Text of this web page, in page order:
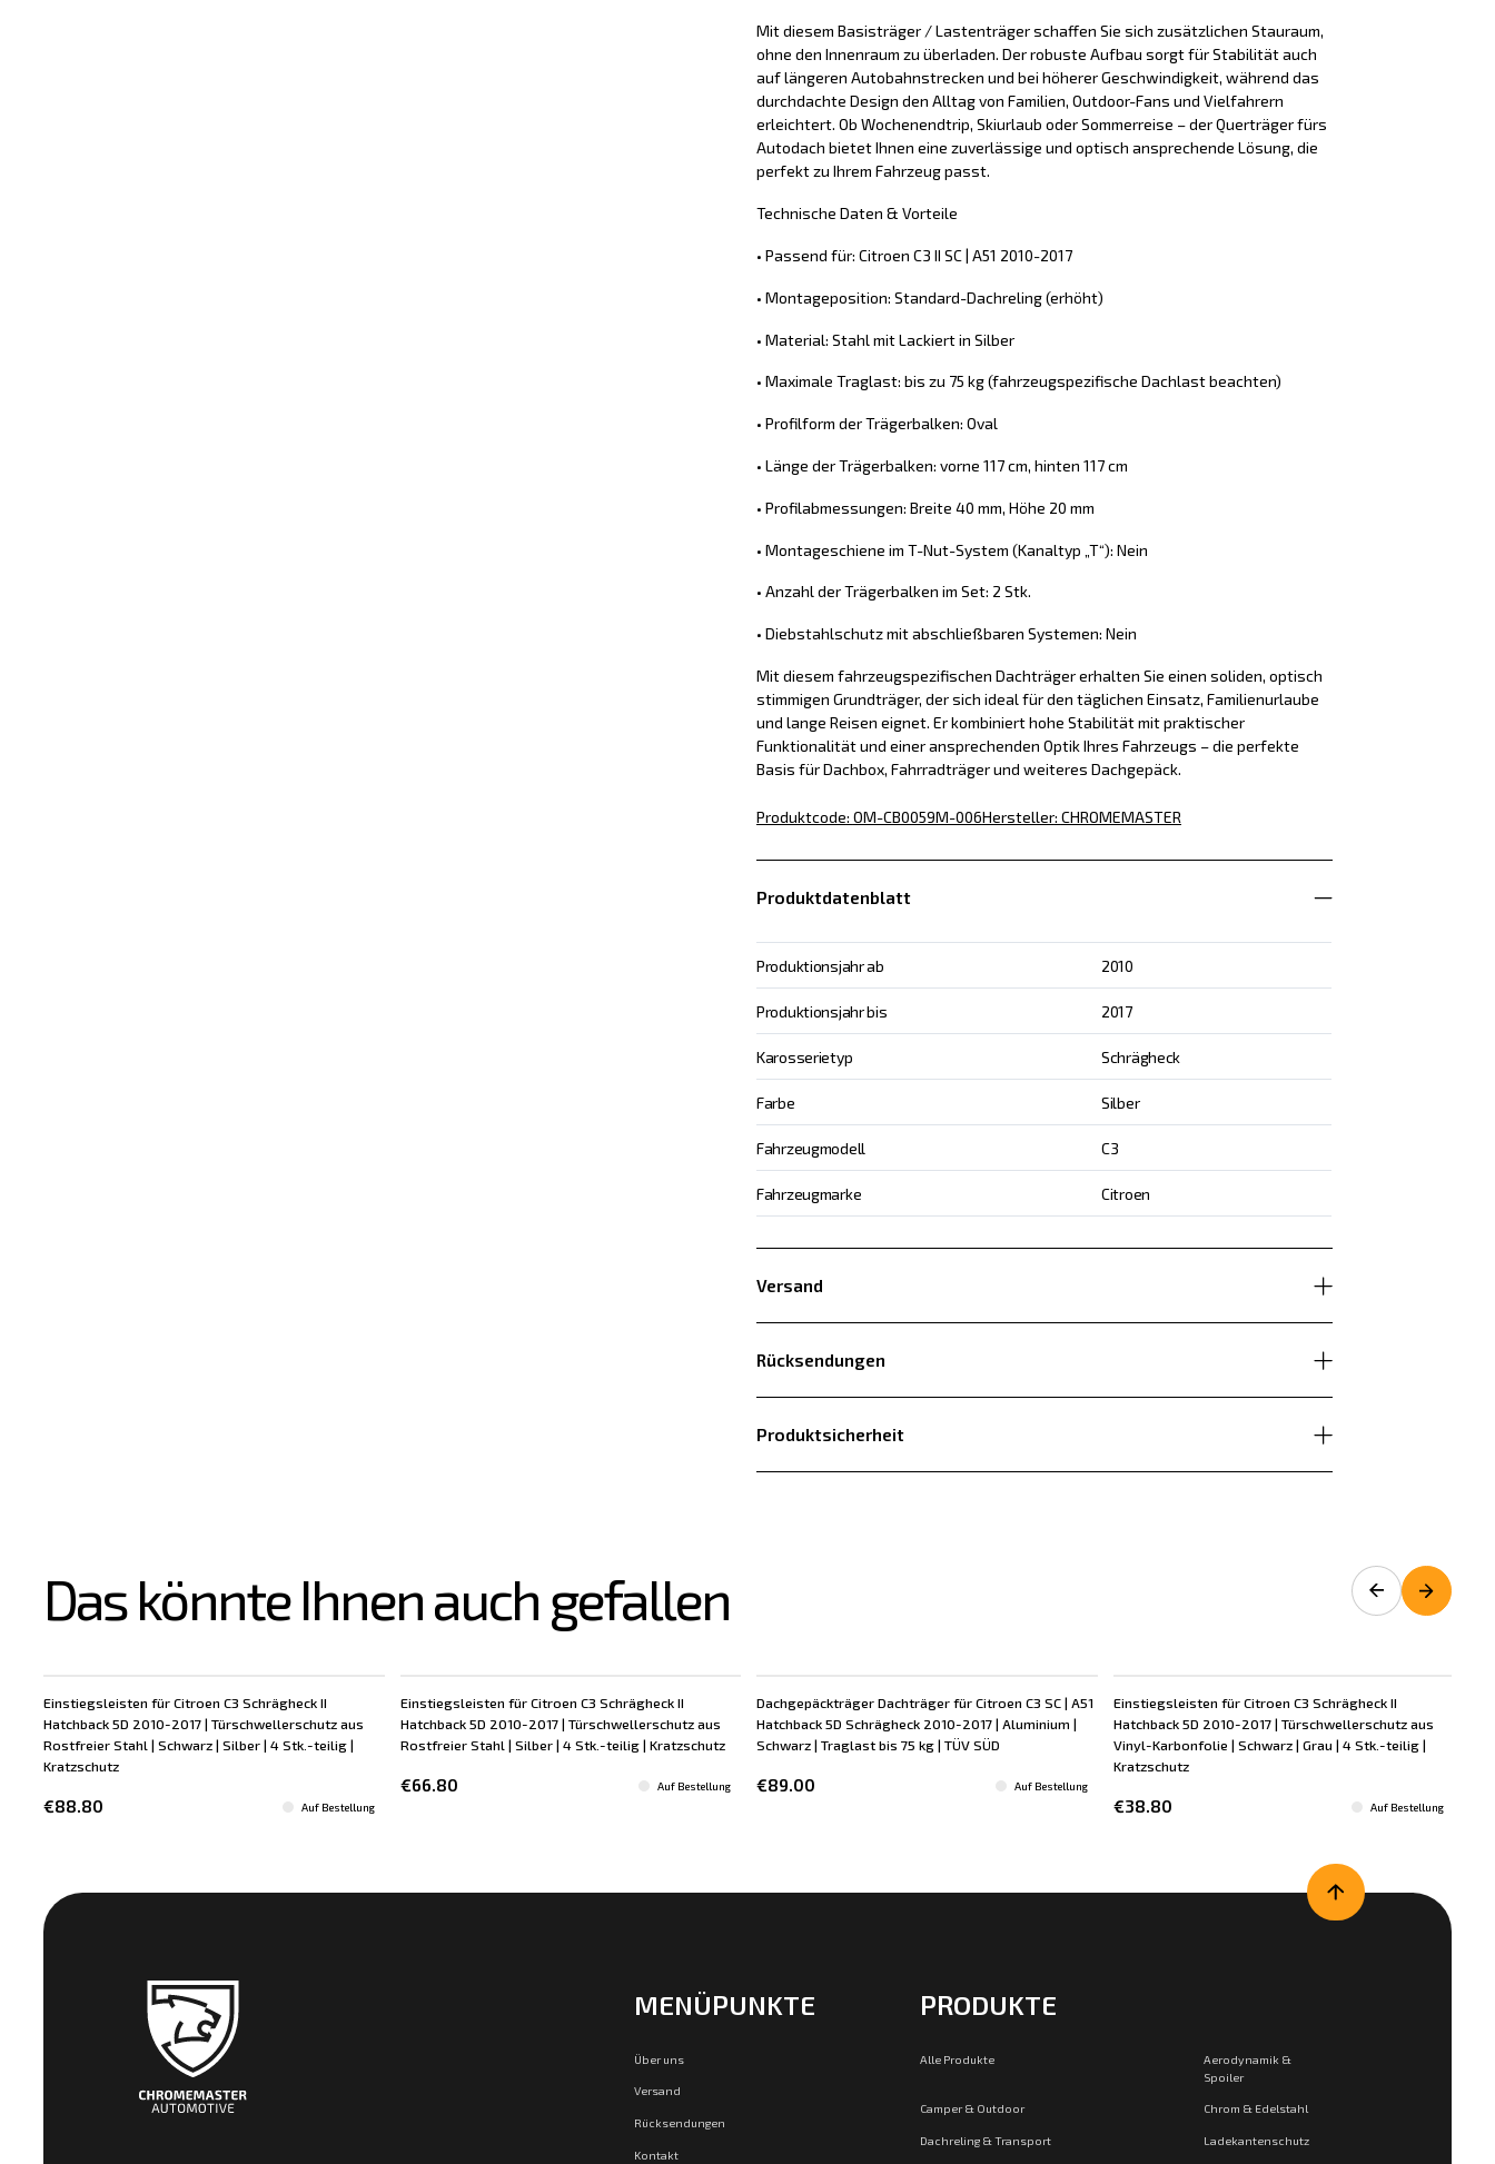
Mit diesem Basisträger / Lastenträger schaffen Sie sich zusätzlichen Stauraum,
ohne den Innenraum zu überladen. Der robuste Aufbau sorgt für Stabilität auch
auf längeren Autobahnstrecken und bei höherer Geschwindigkeit, während das
durchdachte Design den Alltag von Familien, Outdoor-Fans und Vielfahrern
erleichtert. Ob Wochenendtrip, Skiurlaub oder Sommerreise – der Querträger fürs
Autodach bietet Ihnen eine zuverlässige und optisch ansprechende Lösung, die
perfekt zu Ihrem Fahrzeug passt.
Technische Daten & Vorteile
• Passend für: Citroen C3 II SC | A51 2010-2017
• Montageposition: Standard-Dachreling (erhöht)
• Material: Stahl mit Lackiert in Silber
• Maximale Traglast: bis zu 75 kg (fahrzeugspezifische Dachlast beachten)
• Profilform der Trägerbalken: Oval
• Länge der Trägerbalken: vorne 117 cm, hinten 117 cm
• Profilabmessungen: Breite 40 mm, Höhe 20 mm
• Montageschiene im T-Nut-System (Kanaltyp „T“): Nein
• Anzahl der Trägerbalken im Set: 2 Stk.
• Diebstahlschutz mit abschließbaren Systemen: Nein
Mit diesem fahrzeugspezifischen Dachträger erhalten Sie einen soliden, optisch
stimmigen Grundträger, der sich ideal für den täglichen Einsatz, Familienurlaube
und lange Reisen eignet. Er kombiniert hohe Stabilität mit praktischer
Funktionalität und einer ansprechenden Optik Ihres Fahrzeugs – die perfekte
Basis für Dachbox, Fahrradträger und weiteres Dachgepäck.
Produktcode: OM-CB0059M-006Hersteller: CHROMEMASTER
Produktdatenblatt
Produktionsjahr ab 2010
Produktionsjahr bis 2017
Karosserietyp Schrägheck
Farbe Silber
Fahrzeugmodell C3
Fahrzeugmarke Citroen
Versand
Rücksendungen
Produktsicherheit
Das könnte Ihnen auch gefallen
Einstiegsleisten für Citroen C3 Schrägheck II
Hatchback 5D 2010-2017 | Türschwellerschutz aus
Rostfreier Stahl | Schwarz | Silber | 4 Stk.-teilig |
Kratzschutz
€88.80 Auf Bestellung
Einstiegsleisten für Citroen C3 Schrägheck II
Hatchback 5D 2010-2017 | Türschwellerschutz aus
Rostfreier Stahl | Silber | 4 Stk.-teilig | Kratzschutz
€66.80 Auf Bestellung
Dachgepäckträger Dachträger für Citroen C3 SC | A51
Hatchback 5D Schrägheck 2010-2017 | Aluminium |
Schwarz | Traglast bis 75 kg | TÜV SÜD
€89.00 Auf Bestellung
Einstiegsleisten für Citroen C3 Schrägheck II
Hatchback 5D 2010-2017 | Türschwellerschutz aus
Vinyl-Karbonfolie | Schwarz | Grau | 4 Stk.-teilig |
Kratzschutz
€38.80 Auf Bestellung
MENÜPUNKTE
Über uns
Versand
Rücksendungen
Kontakt
PRODUKTE
Alle Produkte
Aerodynamik &
Spoiler
Camper & Outdoor Chrom & Edelstahl
Dachreling & Transport Ladekantenschutz